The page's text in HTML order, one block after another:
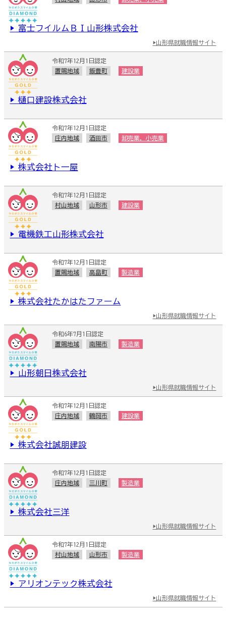
▶ 富士フイルムＢＩ山形株式会社
▶山形県就職情報サイト
令和7年12月1日認定
置賜地域
飯豊町 建設業
▶ 樋口建設株式会社
令和7年12月1日認定
庄内地域
酒田市 卸売業，小売業
▶ 株式会社ト一屋
令和7年12月1日認定
村山地域
山形市 建設業
▶ 電機鉄工山形株式会社
令和7年12月1日認定
置賜地域
高畠町 製造業
▶ 株式会社たかはたファーム
▶山形県就職情報サイト
令和6年7月1日認定
置賜地域
南陽市 製造業
▶ 山形朝日株式会社
▶山形県就職情報サイト
令和7年12月1日認定
庄内地域
鶴岡市 建設業
▶ 株式会社誠朋建設
令和7年12月1日認定
庄内地域
三川町 製造業
▶ 株式会社三洋
▶山形県就職情報サイト
令和7年12月1日認定
村山地域
山形市 製造業
▶ アリオンテック株式会社
▶山形県就職情報サイト